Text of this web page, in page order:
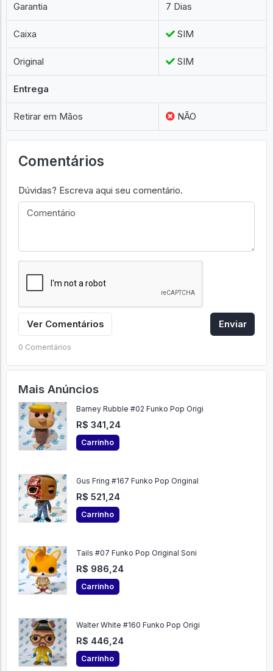
Garantia 7 Dias
Caixa SIM
Original SIM
Entrega
Retirar em Mãos NÃO
Comentários
Dúvidas? Escreva aqui seu comentário.
Ver Comentários Enviar
0 Comentários
Mais Anúncios
Barney Rubble #02 Funko Pop Origi
R$ 341,24
Carrinho
Gus Fring #167 Funko Pop Original
R$ 521,24
Carrinho
Tails #07 Funko Pop Original Soni
R$ 986,24
Carrinho
Walter White #160 Funko Pop Origi
R$ 446,24
Carrinho